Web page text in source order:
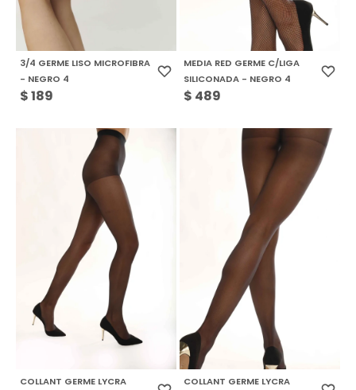
3/4 GERME LISO MICROFIBRA
- NEGRO 4
$189
MEDIA RED GERME C/LIGA
SILICONADA - NEGRO 4
$ 489
COLLANT GERME LYCRA
COLLANT GERME LYCRA